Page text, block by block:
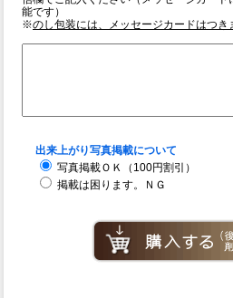
能です）
※のし包装には、メッセージカードはつき
出来上がり写真掲載について
写真掲載ＯＫ（100円割引）
掲載は困ります。ＮＧ